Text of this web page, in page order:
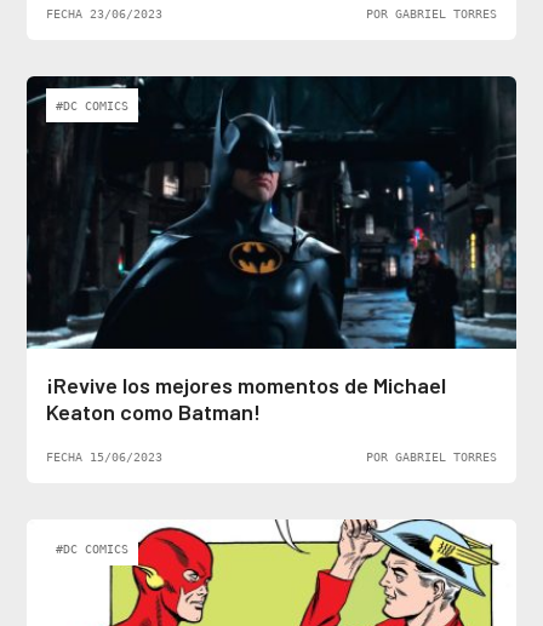
FECHA 23/06/2023 POR GABRIEL TORRES
#DC COMICS
¡Revive los mejores momentos de Michael
Keaton como Batman!
FECHA 15/06/2023 POR GABRIEL TORRES
#DC COMICS